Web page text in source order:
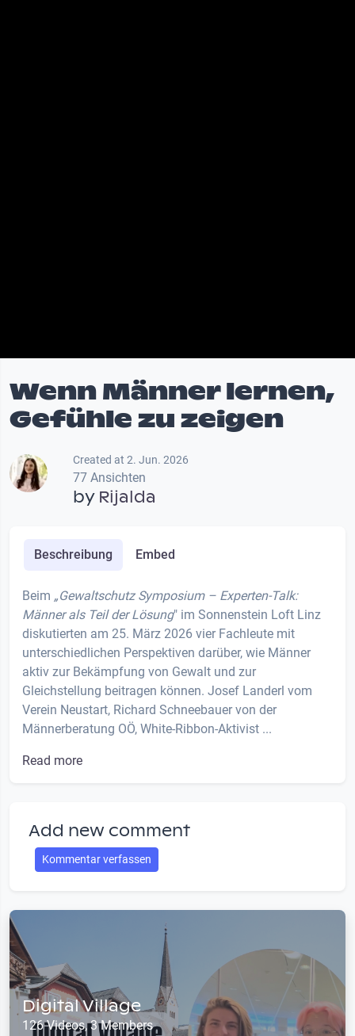
Wenn Männer lernen,
Gefühle zu zeigen
Created at 2. Jun. 2026
77 Ansichten
by Rijalda
Beschreibung Embed
Beim „Gewaltschutz Symposium – Experten-Talk:
Männer als Teil der Lösung" im Sonnenstein Loft Linz
diskutierten am 25. März 2026 vier Fachleute mit
unterschiedlichen Perspektiven darüber, wie Männer
aktiv zur Bekämpfung von Gewalt und zur
Gleichstellung beitragen können. Josef Landerl vom
Verein Neustart, Richard Schneebauer von der
Männerberatung OÖ, White-Ribbon-Aktivist ...
Read more
Add new comment
Kommentar verfassen
Digital Village
126 Videos, 3 Members